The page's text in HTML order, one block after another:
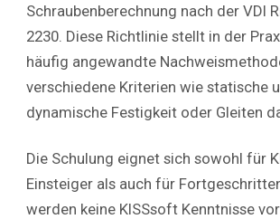
Schraubenberechnung nach der VDI
2230. Diese Richtlinie stellt in der
häufig angewandte
verschiedene Kriterien wie statische
dynamische Festigkeit oder Gleiten
Die Schulung eignet sich sowohl für
Einsteiger als auch für
werden keine KISSsoft Kenntnisse